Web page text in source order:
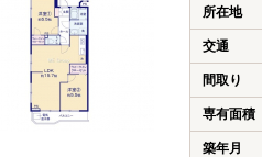
所在地
交通
間取り
専有面積
築年月